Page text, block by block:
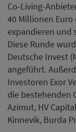
Co-Living-
40 Millionen
expandieren und
Diese Runde
Deutsche Invest
angeführt.
Investoren Exor
die bestehenden
Azimut, HV
Kinnevik, Burda